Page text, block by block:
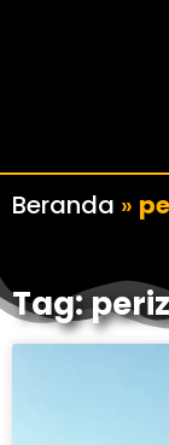
Beranda »
Tag: